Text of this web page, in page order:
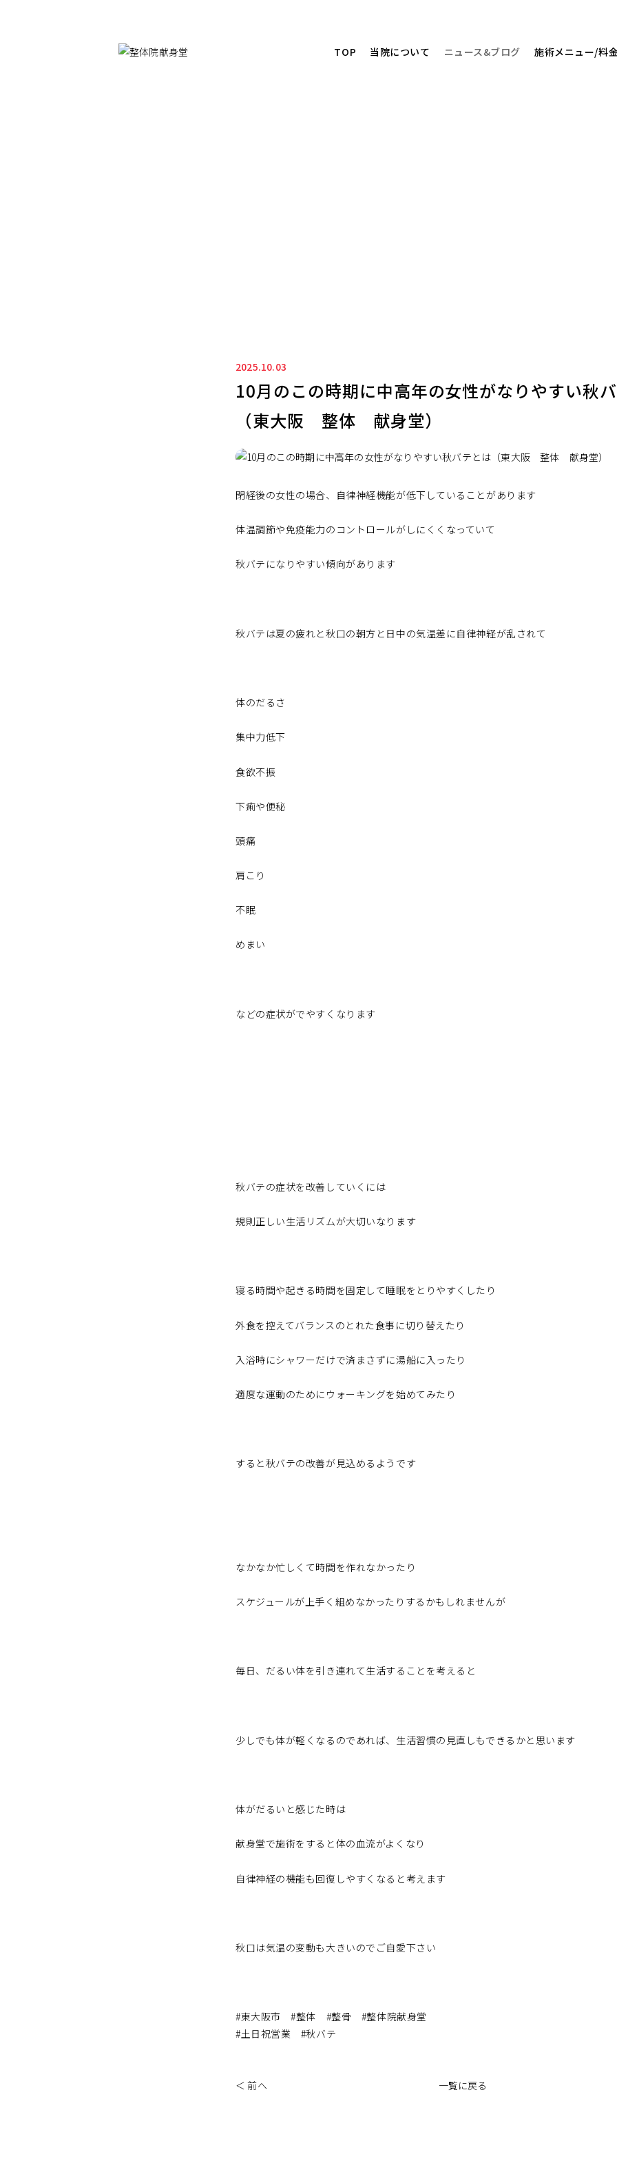
TOP 当院について ニュース&ブログ 施術メニュー/料
2025.10.03
10月のこの時期に中高年の女性がなりやすい秋
（東大阪 整体 献身堂）
閉経後の女性の場合、自律神経機能が低下していることがあります
体温調節や免疫能力のコントロールがしにくくなっていて
秋バテになりやすい傾向があります
秋バテは夏の疲れと秋口の朝方と日中の気温差に自律神経が乱されて
体のだるさ
集中力低下
食欲不振
下痢や便秘
頭痛
肩こり
不眠
めまい
などの症状がでやすくなります
秋バテの症状を改善していくには
規則正しい生活リズムが大切いなります
寝る時間や起きる時間を固定して睡眠をとりやすくしたり
外食を控えてバランスのとれた食事に切り替えたり
入浴時にシャワーだけで済まさずに湯船に入ったり
適度な運動のためにウォーキングを始めてみたり
すると秋バテの改善が見込めるようです
なかなか忙しくて時間を作れなかったり
スケジュールが上手く組めなかったりするかもしれませんが
毎日、だるい体を引き連れて生活することを考えると
少しでも体が軽くなるのであれば、生活習慣の見直しもできるかと思います
体がだるいと感じた時は
献身堂で施術をすると体の血流がよくなり
自律神経の機能も回復しやすくなると考えます
秋口は気温の変動も大きいのでご自愛下さい
#東大阪市 #整体 #整骨 #整体院献身堂
#土日祝営業 #秋バテ
＜ 前へ 一覧に戻る